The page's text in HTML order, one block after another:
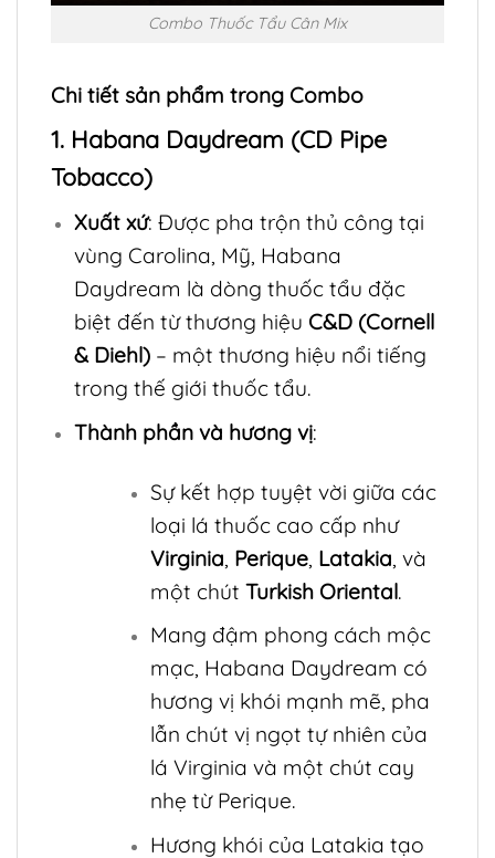
Combo Thuốc Tẩu Cân Mix
Chi tiết sản phẩm trong Combo
1. Habana Daydream (CD Pipe
Tobacco)
Xuất xứ: Được pha trộn thủ công tại
vùng Carolina, Mỹ, Habana
Daydream là dòng thuốc tẩu đặc
biệt đến từ thương hiệu C&D (Cornell
& Diehl)– một thương hiệu nổi tiếng
trong thế giới thuốc tẩu.
Thành phần và hương vị:
Sự kết hợp tuyệt vời giữa các
loại lá thuốc cao cấp như
Virginia, Perique, Latakia, và
một chút Turkish Oriental.
Mang đậm phong cách mộc
mạc, Habana Daydream có
hương vị khói mạnh mẽ, pha
lẫn chút vị ngọt tự nhiên của
lá Virginia và một chút cay
nhẹ từ Perique.
Hương khói của Latakia tạo